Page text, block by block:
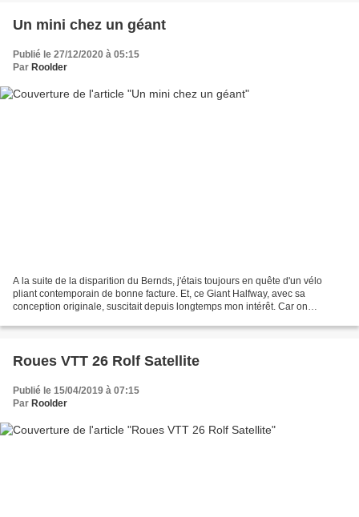
Un mini chez un géant
Publié le 27/12/2020 à 05:15
Par Roolder
A la suite de la disparition du Bernds, j'étais toujours en quête d'un vélo
pliant contemporain de bonne facture. Et, ce Giant Halfway, avec sa
conception originale, suscitait depuis longtemps mon intérêt. Car on
Roues VTT 26 Rolf Satellite
Publié le 15/04/2019 à 07:15
Par Roolder